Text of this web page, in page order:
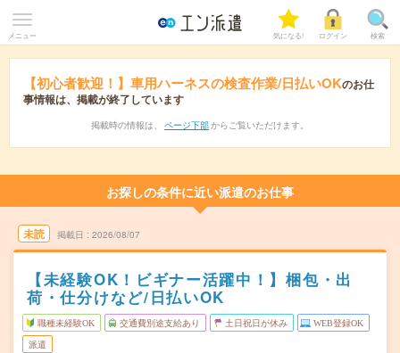
メニュー 気になる! ログイン 検索
【初心者歓迎！】車用ハーネスの検査作業/日払いOKのお仕
事情報は、掲載が終了しています
掲載時の情報は、 ページ下部 からご覧いただけます。
お探しの条件に近い派遣のお仕事
未読 掲載日 2026/08/07
【未経験OK！ビギナー活躍中！】梱包・出
荷・仕分けなど/日払いOK
職種未経験OK 交通費別途支給あり 土日祝日が休み WEB登録OK
派遣